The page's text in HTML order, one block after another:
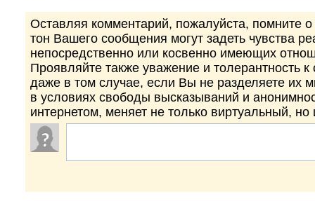
Оставляя комментарий, пожалуйста, помните
тон Вашего сообщения могут задеть чувства
непосредственно или косвенно имеющих
Проявляйте также уважение и толерантность
даже в том случае, если Вы не разделяете их
в условиях свободы высказываний и
интернетом, меняет не только виртуальный,